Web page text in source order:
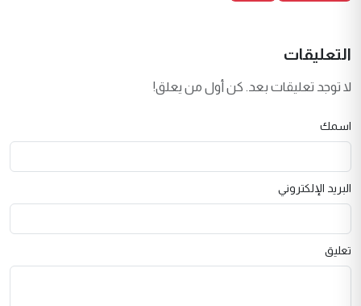
التعليقات
لا توجد تعليقات بعد. كن أول من يعلق!
اسمك
البريد الإلكتروني
تعليق